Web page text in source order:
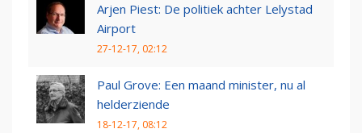
Arjen Piest: De politiek achter Lelystad
Airport
27-12-17, 02:12
Paul Grove: Een maand minister, nu al
helderziende
18-12-17, 08:12